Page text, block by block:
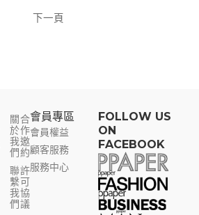
下一頁
關
於
我
們
聯
繫
我
們
合
作
邀
約
許
可
協
議
會員專區​
會員權益
顧客服務
服務中心
FOLLOW US
ON
FACEBOOK